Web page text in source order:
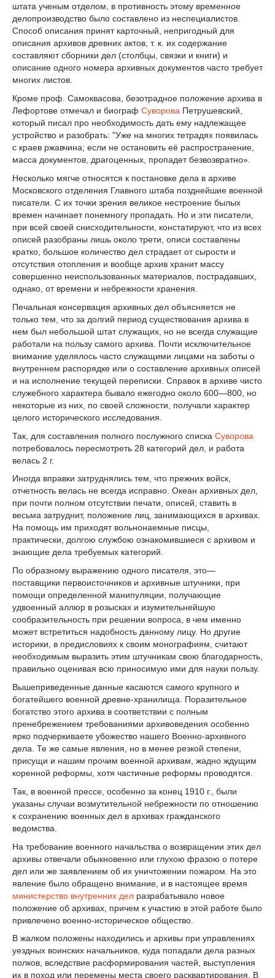
штата ученым отделом, в противность этому временное
делопроизводство было составлено из неспециалистов.
Способ описания принят карточный, непригодный для
описания архивов древних актов, т. к. их содержание
составляют сборники дел (столбцы, связки и книги) и
описание одного номера архивных документов часто требует
многих листов.
Кроме проф. Самоквасова, безотрадное положение архива в
Лефортове отмечал и биограф Суворова Петрушевский,
который писал про необходимость дать ему надлежащее
устройство и разобрать: "Уже на многих тетрадях появилась
с краев ржавчина; если не остановить её распространение,
масса документов, драгоценных, пропадет безвозвратно».
Несколько мягче относятся к постановке дела в архиве
Московского отделения Главного штаба позднейшие военной
писатели. С их точки зрения великое нестроение былых
времен начинает понемногу пропадать. Но и эти писатели,
при всей своей снисходительности, констатируют, что из всех
описей разобраны лишь около трети, описи составлены
кратко, большое количество дел страдает от сырости и
отсутствия отопления и вообще архив хранит массу
совершенно неиспользованных материалов, пострадавших,
однако, от времени и небрежности хранения.
Печальная консервация архивных дел объясняется не
только тем, что за долгий период существования архива в
нем был небольшой штат служащих, но не всегда служащие
работали на пользу самого архива. Почти исключительное
внимание уделялось часто служащими лицами на заботы о
внутреннем распорядке или о составление архивных описей
и на исполнение текущей переписки. Справок в архиве чисто
служебного характера бывало ежегодно около 600—800, но
некоторые из них, по своей сложности, получали характер
целого исторического исследования.
Так, для составления полного послужного списка Суворова
потребовалось пересмотреть 28 категорий дел, и работа
велась 2 г.
Иногда вправки затруднялись тем, что прежних войск,
отчетность велась не всегда исправно. Океан архивных дел,
при почти полном отсутствии печати, описей, ставить в
весьма затруднит, положение лиц, занимающихся в архивах.
На помощь им приходят вольнонаемные писцы,
практически, долгою службою ознакомившиеся с архивом и
знающие дела требуемых категорий.
По образному выражению одного писателя, это—
поставщики первоисточников и архивные штучники, при
помощи определенной манипуляции, получающие
удвоенный аллюр в розысках и изумительнейшую
сообразительность при решении вопроса, в чем именно
может встретиться надобность данному лицу. Но другие
историки, в предисловиях к своим монографиям, считают
необходимым выразить этим штучникам свою благодарность,
правильно оценивая всю приносимую ими для науки пользу.
Вышеприведенные данные касаются самого крупного и
богатейшего военной древне-хранилища. Поразительное
богатство этого архива в соответствии с полным
пренебрежением требованиями архивоведения особенно
ярко подчеркиваете убожество нашего Военно-архивного
дела. Те же самые явления, но в менее резкой степени,
присущи и нашим прочим военной архивам, жадно ждущим
коренной реформы, хотя частичные реформы проводятся.
Так, в военной прессе, особенно за конец 1910 г., были
указаны случаи возмутительной небрежности по отношению
к сохранению военных дел в архивах гражданского
ведомства.
На требование военного начальства о возвращении этих дел
архивы отвечали обыкновенно или глухою фразою о потере
дел или же заявлением об их уничтожении пожаром. На это
явление было обращено внимание, и в настоящее время
министерство внутренних дел разрабатывало новое
положение об архивах, причем к участию в этой работе было
привлечено военно-историческое общество.
В жалком положены находились и архивы при управлениях
уездных воинских начальников, куда попадали дела разных
полков, вследствие расформирования частей, выступления
их в поход или перемены места своего расквартирования. В